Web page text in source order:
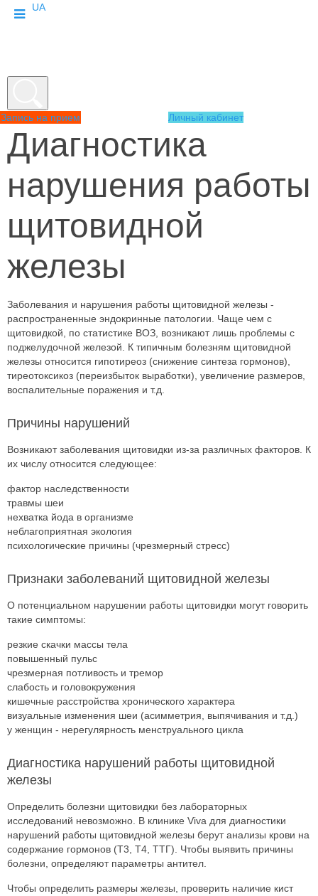
UA
Запись на прием Личный кабинет
Диагностика
нарушения работы
щитовидной
железы
Заболевания и нарушения работы щитовидной железы -
распространенные эндокринные патологии. Чаще чем с
щитовидкой, по статистике ВОЗ, возникают лишь проблемы с
поджелудочной железой. К типичным болезням щитовидной
железы относится гипотиреоз (снижение синтеза гормонов),
тиреотоксикоз (переизбыток выработки), увеличение размеров,
воспалительные поражения и т.д.
Причины нарушений
Возникают заболевания щитовидки из-за различных факторов. К
их числу относится следующее:
фактор наследственности
травмы шеи
нехватка йода в организме
неблагоприятная экология
психологические причины (чрезмерный стресс)
Признаки заболеваний щитовидной железы
О потенциальном нарушении работы щитовидки могут говорить
такие симптомы:
резкие скачки массы тела
повышенный пульс
чрезмерная потливость и тремор
слабость и головокружения
кишечные расстройства хронического характера
визуальные изменения шеи (асимметрия, выпячивания и т.д.)
у женщин - нерегулярность менструального цикла
Диагностика нарушений работы щитовидной
железы
Определить болезни щитовидки без лабораторных
исследований невозможно. В клинике Viva для диагностики
нарушений работы щитовидной железы берут анализы крови на
содержание гормонов (Т3, Т4, ТТГ). Чтобы выявить причины
болезни, определяют параметры антител.
Чтобы определить размеры железы, проверить наличие кист